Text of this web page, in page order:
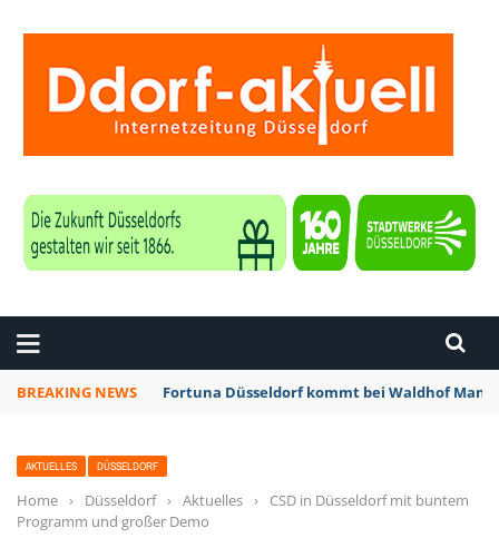
BREAKING NEWS Fortuna Düsseldorf kommt bei Waldhof
AKTUELLES DÜSSELDORF
Home › Düsseldorf › Aktuelles ›
CSD in Düsseldorf mit buntem
Programm und großer Demo